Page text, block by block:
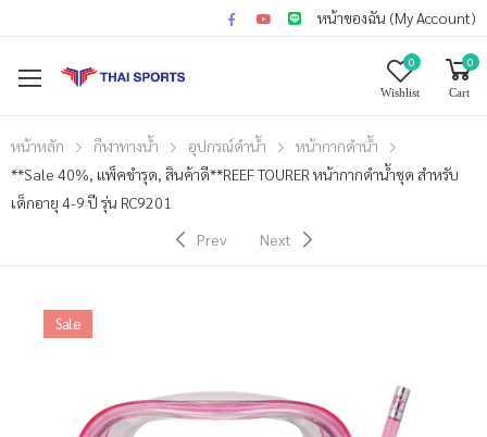
หน้าของฉัน (My Account)
0
Wishlist
0
Cart
หน้าหลัก กีฬาทางน้ำ อุปกรณ์ดำน้ำ
หน้ากากดำน้ำ
**Sale 40%, แพ็คชำรุด, สินค้าดี**REEF TOURER หน้ากากดำน้ำชุด สำหรับ
เด็กอายุ 4-9 ปี รุ่น RC9201
Prev
Next
Sale